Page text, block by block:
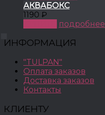
АКВАБОКС
1190 ₽
подробнее
ИНФОРМАЦИЯ
"TULPAN"
Оплата заказов
Доставка заказов
Контакты
КЛИЕНТУ